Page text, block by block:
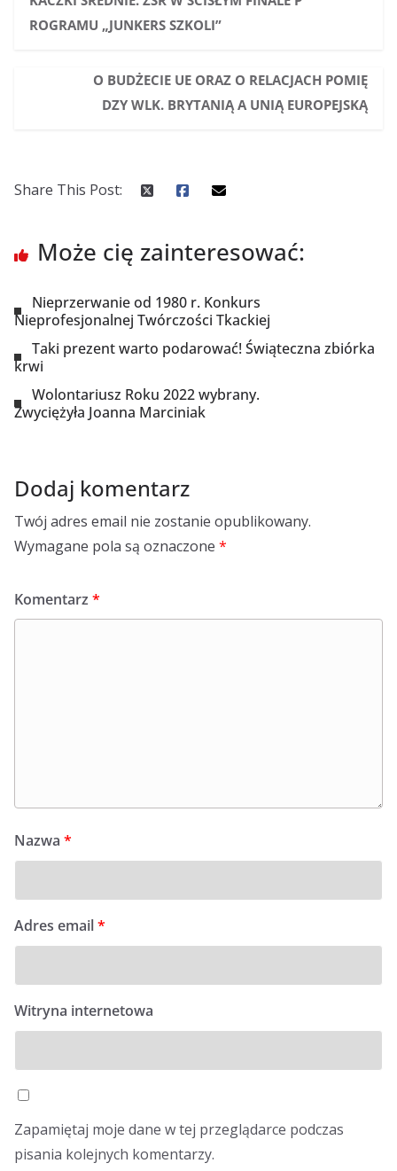
ROGRAMU „JUNKERS SZKOLI”
O BUDŻECIE UE ORAZ O RELACJACH POMIĘ
DZY WLK. BRYTANIĄ A UNIĄ EUROPEJSKĄ
Share This Post:
Może cię zainteresować:
Nieprzerwanie od 1980 r. Konkurs
Nieprofesjonalnej Twórczości Tkackiej
Taki prezent warto podarować! Świąteczna zbiórka
krwi
Wolontariusz Roku 2022 wybrany.
Zwyciężyła Joanna Marciniak
Dodaj komentarz
Twój adres email nie zostanie opublikowany.
Wymagane pola są oznaczone *
Komentarz *
Nazwa *
Adres email*
Witryna internetowa
Zapamiętaj moje dane w tej przeglądarce podczas
pisania kolejnych komentarzy.